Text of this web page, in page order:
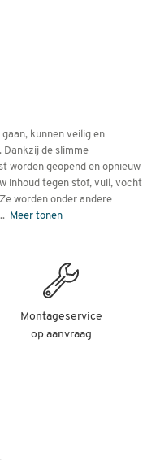
kunnen veilig en
Dankzij de slimme
worden geopend en opnieuw
inhoud tegen stof, vuil, vocht
worden onder andere
Meer tonen
Montageservice
op aanvraag